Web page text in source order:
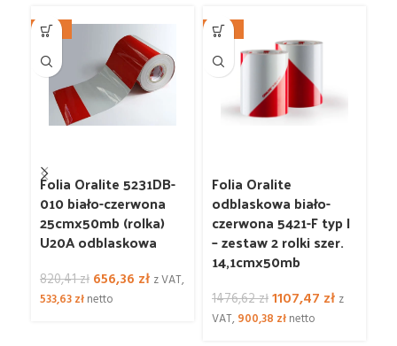
-20%
Folia Oralite 5231DB-
010 biało-czerwona
25cmx50mb (rolka)
U20A odblaskowa
820,41zł Pierwotna
cena
656,36 złAktualna
z VAT,
533,63złnetto
-25%
Folia Oralite
odblaskowa biało-
czerwona 5421-F typ I
– zestaw 2 rolki szer.
14,1cmx50mb
1476,62złPierwotna
cena
1107,47 złAktualna
z
VAT,900,38 złnetto